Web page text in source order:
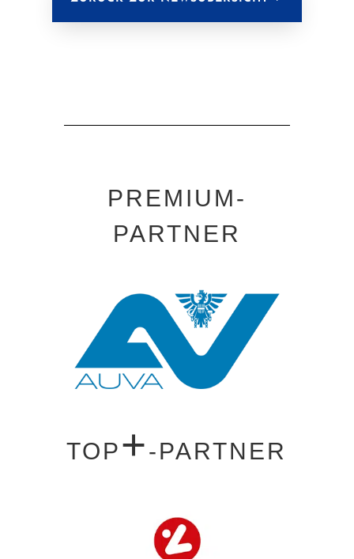
PREMIUM-
PARTNER
TOP+-PARTNER